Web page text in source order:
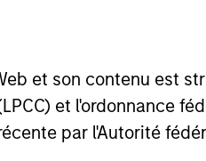
et son contenu est
et l'ordonnance
par l'Autorité
be the content and
development, health,
for women